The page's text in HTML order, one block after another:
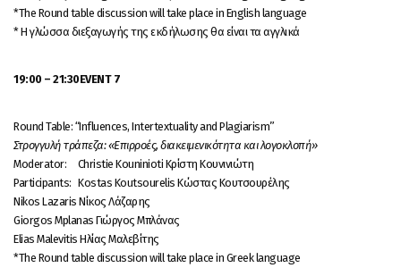
*The Round table discussion will take place in English language
* Η γλώσσα διεξαγωγής της εκδήλωσης θα είναι τα αγγλικά
19:00 – 21:30EVENT7
Round Table: “Influences, Intertextuality and Plagiarism”
Στρογγυλή τράπεζα: «Επιρροές, διακειμενικότητα και λογοκλοπή»
Moderator: Christie Kouninioti Κρίστη Κουνινιώτη
Participants: Kostas Koutsourelis Κώστας Κουτσουρέλης
Nikos Lazaris Νίκος Λάζαρης
Giorgos Mplanas Γιώργος Μπλάνας
Elias Malevitis Ηλίας Μαλεβίτης
*The Round table discussion will take place in Greek language